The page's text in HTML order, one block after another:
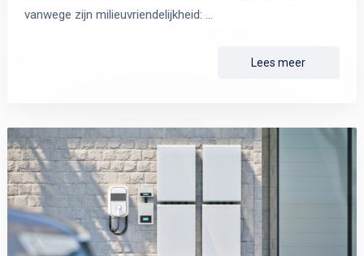
vanwege zijn milieuvriendelijkheid: …
Lees meer